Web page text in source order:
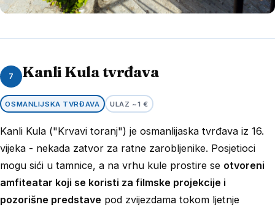
7 Kanli Kula tvrđava
OSMANLIJSKA TVRĐAVA ULAZ ~1 €
Kanli Kula ("Krvavi toranj") je osmanlijaska tvrđava iz 16.
vijeka - nekada zatvor za ratne zarobljenike. Posjetioci
mogu sići u tamnice, a na vrhu kule prostire se otvoreni
amfiteatar koji se koristi za filmske projekcije i
pozorišne predstave pod zvijezdama tokom ljetnje